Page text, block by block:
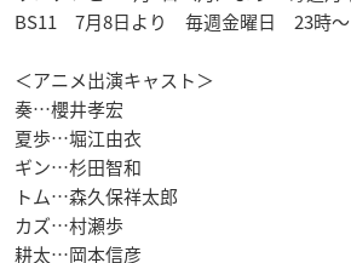
BS11 7月8日より 毎週金曜日 23時～
＜アニメ出演キャスト＞
奏…櫻井孝宏
夏歩…堀江由衣
ギン…杉田智和
トム…森久保祥太郎
カズ…村瀬歩
耕太…岡本信彦